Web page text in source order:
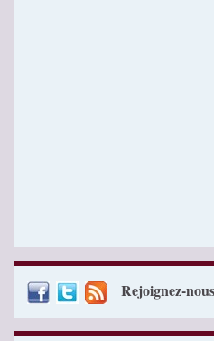
Rejoignez-